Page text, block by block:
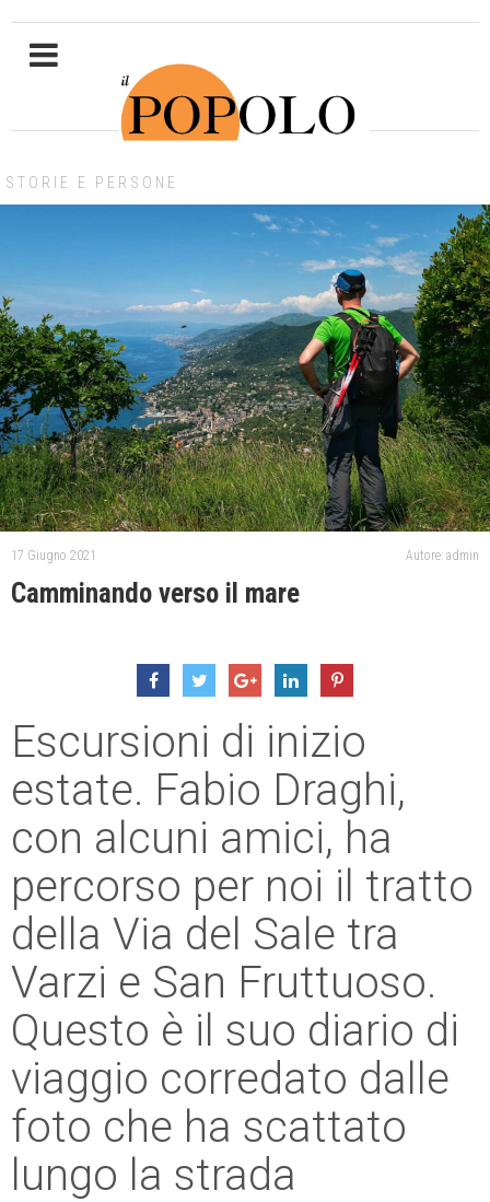
STORIE E PERSONE
17 Giugno 2021 Autore: admin
Camminando verso il mare
Escursioni di inizio
estate. Fabio Draghi,
con alcuni amici, ha
percorso per noi il tratto
della Via del Sale tra
Varzi e San Fruttuoso.
Questo è il suo diario di
viaggio corredato dalle
foto che ha scattato
lungo la strada